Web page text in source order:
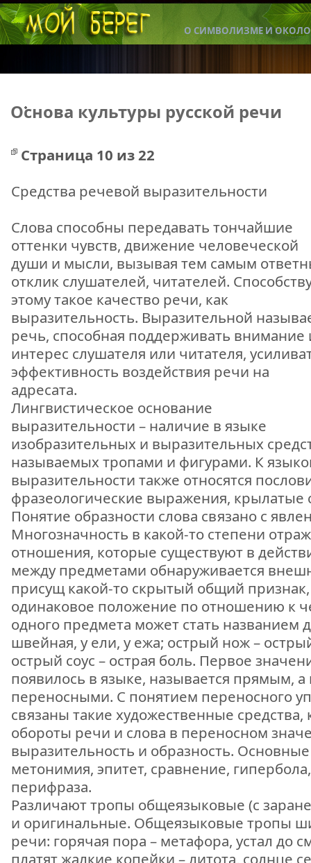
О СИМВОЛИЗМЕ И ОКОЛО
Основа культуры русской речи
Страница 10 из 22
Средства речевой выразительности
Слова способны передавать тончайшие
оттенки чувств, движение человеческой
души и мысли, вызывая тем самым
отклик слушателей, читателей.
этому такое качество речи, как
выразительность. Выразительной
речь, способная поддерживать внимание
интерес слушателя или читателя,
эффективность воздействия речи на
адресата.
Лингвистическое основание
выразительности – наличие в языке
изобразительных и выразительных
называемых тропами и фигурами. К
выразительности также относятся
фразеологические выражения, крылатые
Понятие образности слова связано с
Многозначность в какой-то степени
отношения, которые существуют в
между предметами обнаруживается
присущ какой-то скрытый общий
одинаковое положение по отношению к
одного предмета может стать названием
швейная, у ели, у ежа; острый нож –
острый соус – острая боль. Первое
появилось в языке, называется прямым,
переносными. С понятием переносного
связаны такие художественные
обороты речи и слова в переносном
выразительность и образность.
метонимия, эпитет, сравнение,
перифраза.
Различают тропы общеязыковые (с
и оригинальные. Общеязыковые тропы
речи: горячая пора – метафора, устал до
платят жалкие копейки – литота, солнце